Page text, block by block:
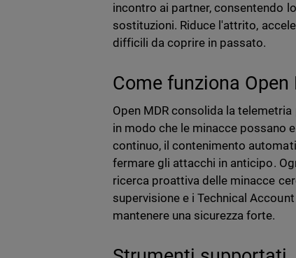
incontro ai partner, consentendo
sostituzioni. Riduce l'attrito,
difficili da coprire in passato.
Come funziona Open
Open MDR consolida la
in modo che le minacce possano
continuo, il contenimento
fermare gli attacchi in anticipo.
ricerca proattiva delle minacce
supervisione e i Technical
mantenere una sicurezza forte.